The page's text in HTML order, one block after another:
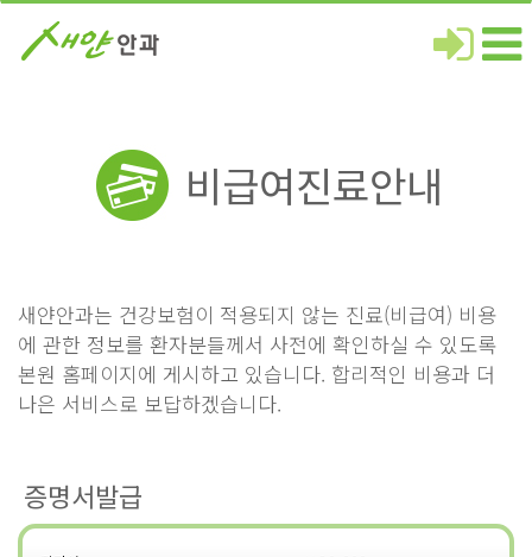
비급여진료안내
새얀안과는 건강보험이 적용되지 않는 진료(비급여) 비용
에 관한 정보를 환자분들께서 사전에 확인하실 수 있도록
본원 홈페이지에 게시하고 있습니다. 합리적인 비용과 더
나은 서비스로 보답하겠습니다.
증명서발급